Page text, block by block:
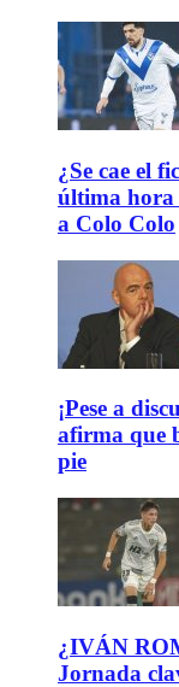
¿Se cae el
última hora
a Colo Colo
¡Pese a
afirma que
pie
¿IVÁN
Jornada